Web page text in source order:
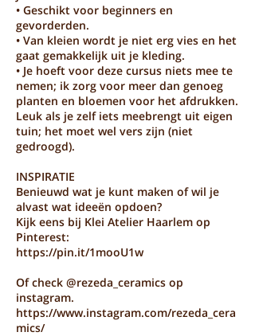
• Geschikt voor beginners en
gevorderden.
• Van kleien wordt je niet erg vies en het
gaat gemakkelijk uit je kleding.
• Je hoeft voor deze cursus niets mee te
nemen; ik zorg voor meer dan genoeg
planten en bloemen voor het afdrukken.
Leuk als je zelf iets meebrengt uit eigen
tuin; het moet wel vers zijn (niet
gedroogd).
INSPIRATIE
Benieuwd wat je kunt maken of wil je
alvast wat ideeën opdoen?
Kijk eens bij Klei Atelier Haarlem op
Pinterest:
https://pin.it/1mooU1w
Of check @rezeda_ceramics op
instagram.
https://www.instagram.com/rezeda_cera
mics/